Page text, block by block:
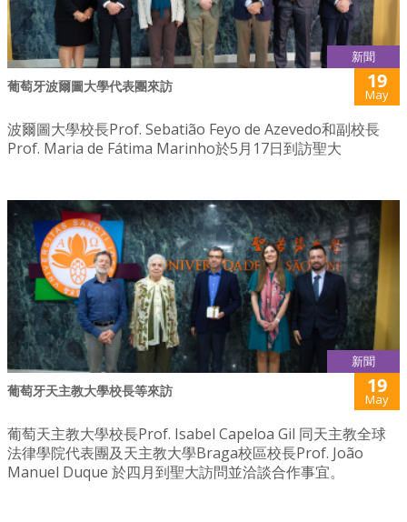
新聞
葡萄牙波爾圖大學代表團來訪 19
May
波爾圖大學校長Prof. Sebatião Feyo de Azevedo和副校長
Prof. Maria de Fátima Marinho於5月17日到訪聖大
新聞
葡萄牙天主教大學校長等來訪 19
May
葡萄天主教大學校長Prof. Isabel Capeloa Gil 同天主教全球
法律學院代表團及天主教大學Braga校區校長Prof. João
Manuel Duque 於四月到聖大訪問並洽談合作事宜。